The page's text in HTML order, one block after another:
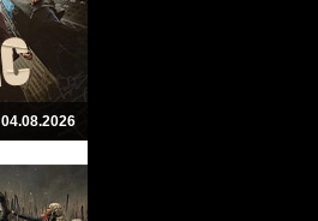
04.08.2026